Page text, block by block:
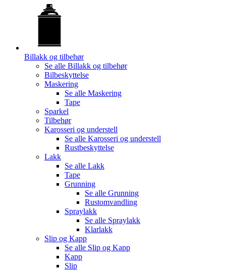
Billakk og tilbehør
Se alle Billakk og tilbehør
Bilbeskyttelse
Maskering
Se alle Maskering
Tape
Sparkel
Tilbehør
Karosseri og understell
Se alle Karosseri og understell
Rustbeskyttelse
Lakk
Se alle Lakk
Tape
Grunning
Se alle Grunning
Rustomvandling
Spraylakk
Se alle Spraylakk
Klarlakk
Slip og Kapp
Se alle Slip og Kapp
Kapp
Slip